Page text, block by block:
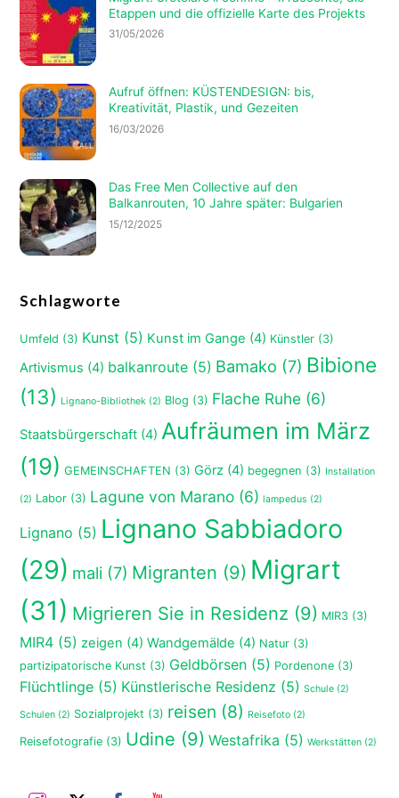
Etappen und die offizielle Karte des Projekts
31/05/2026
Aufruf öffnen: KÜSTENDESIGN: bis,
Kreativität, Plastik, und Gezeiten
16/03/2026
Das Free Men Collective auf den
Balkanrouten, 10 Jahre später: Bulgarien
15/12/2025
Schlagworte
Umfeld (3) Kunst (5) Kunst im Gange (4) Künstler (3)
Artivismus (4) balkanroute (5) Bamako (7) Bibione
(13) Lignano-Bibliothek (2) Blog (3) Flache Ruhe (6)
Staatsbürgerschaft (4) Aufräumen im März
(19) GEMEINSCHAFTEN (3) Görz (4) begegnen (3) Installation
(2) Labor (3) Lagune von Marano (6) lampedus (2)
Lignano (5) Lignano Sabbiadoro
(29) mali (7) Migranten (9) Migrart
(31) Migrieren Sie in Residenz (9) MIR3 (3)
MIR4 (5) zeigen (4) Wandgemälde (4) Natur (3)
partizipatorische Kunst (3) Geldbörsen (5) Pordenone (3)
Flüchtlinge (5) Künstlerische Residenz (5) Schule (2)
Schulen (2) Sozialprojekt (3) reisen (8) Reisefoto (2)
Reisefotografie (3) Udine (9) Westafrika (5) Werkstätten (2)